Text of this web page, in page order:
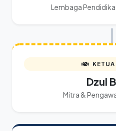
Lembaga
Dzul
Mitra &